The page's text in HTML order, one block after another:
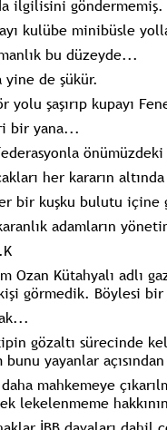
ilgilisini göndermemiş.
kulübe minibüsle
bu düzeyde...
yine de şükür.
yolu şaşırıp kupayı
bir yana...
önümüzdeki
her kararın
bir kuşku bulutu içine
adamların
Ozan Kütahyalı adlı
görmedik. Böylesi
gözaltı sürecinde
bunu yayanlar
mahkemeye
lekelenmeme